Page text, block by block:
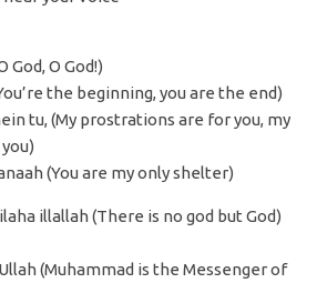
God, O God!)
the beginning, you are the end)
tu, (My prostrations are for you, my
(You are my only shelter)
illallah (There is no god but God)
(Muhammad is the Messenger of